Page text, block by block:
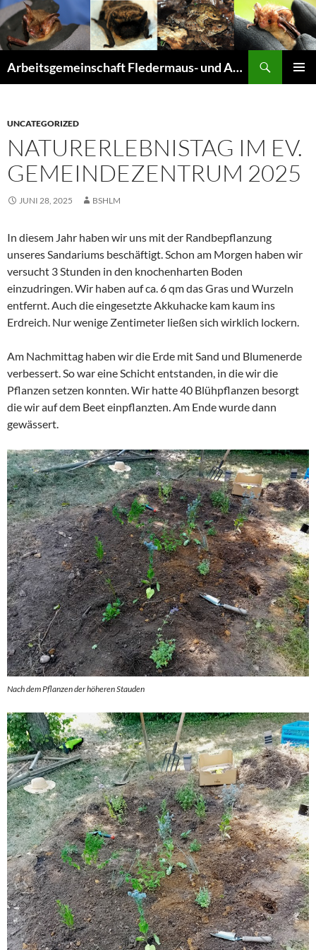
Arbeitsgemeinschaft Fledermaus- und Amphibienschutz Seligenstadt und Mainhausen
UNCATEGORIZED
NATURERLEBNISTAG IM EV.
GEMEINDEZENTRUM 2025
JUNI 28, 2025 BSHLM
In diesem Jahr haben wir uns mit der Randbepflanzung
unseres Sandariums beschäftigt. Schon am Morgen haben wir
versucht 3 Stunden in den knochenharten Boden
einzudringen. Wir haben auf ca. 6 qm das Gras und Wurzeln
entfernt. Auch die eingesetzte Akkuhacke kam kaum ins
Erdreich. Nur wenige Zentimeter ließen sich wirklich lockern.
Am Nachmittag haben wir die Erde mit Sand und Blumenerde
verbessert. So war eine Schicht entstanden, in die wir die
Pflanzen setzen konnten. Wir hatte 40 Blühpflanzen besorgt
die wir auf dem Beet einpflanzten. Am Ende wurde dann
gewässert.
Nach dem Pflanzen der höheren Stauden